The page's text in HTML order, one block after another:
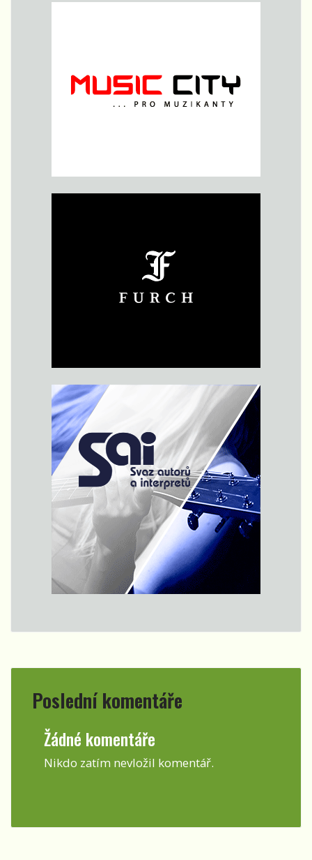
Poslední komentáře
Žádné komentáře
Nikdo zatím nevložil komentář.